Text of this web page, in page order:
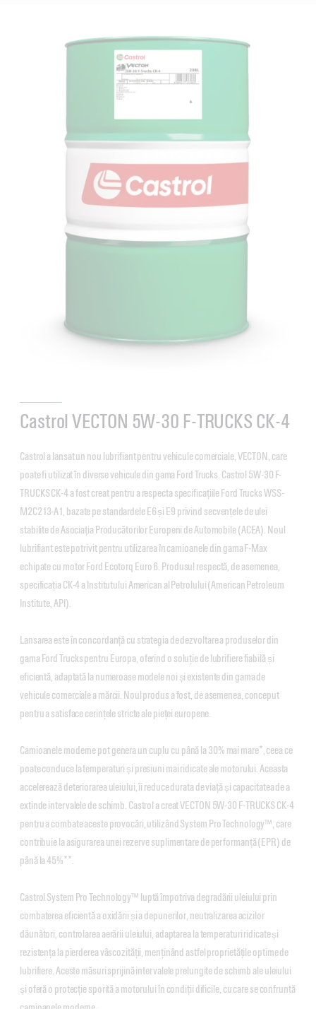
Castrol VECTON 5W-30 F-TRUCKS CK-4
Castrol a lansat un nou lubrifiant pentru vehicule comerciale, VECTON, care
poate fi utilizat în diverse vehicule din gama Ford Trucks. Castrol 5W-30 F-
TRUCKS CK-4 a fost creat pentru a respecta specificațiile Ford Trucks WSS-
M2C213-A1, bazate pe standardele E6 și E9 privind secvențele de ulei
stabilite de Asociația Producătorilor Europeni de Automobile (ACEA). Noul
lubrifiant este potrivit pentru utilizarea în camioanele din gama F-Max
echipate cu motor Ford Ecotorq Euro 6. Produsul respectă, de asemenea,
specificația CK-4 a Institutului American al Petrolului (American Petroleum
Institute, API).
Lansarea este în concordanță cu strategia de dezvoltare a produselor din
gama Ford Trucks pentru Europa, oferind o soluție de lubrifiere fiabilă și
eficientă, adaptată la numeroase modele noi și existente din gama de
vehicule comerciale a mărcii. Noul produs a fost, de asemenea, conceput
pentru a satisface cerințele stricte ale pieței europene.
Camioanele moderne pot genera un cuplu cu până la 30% mai mare*, ceea ce
poate conduce la temperaturi și presiuni mai ridicate ale motorului. Aceasta
accelerează deteriorarea uleiului, îi reduce durata de viață și capacitatea de a
extinde intervalele de schimb. Castrol a creat VECTON 5W-30 F-TRUCKS CK-4
pentru a combate aceste provocări, utilizând System Pro Technology™, care
contribuie la asigurarea unei rezerve suplimentare de performanță (EPR) de
până la 45%**.
Castrol System Pro Technology™ luptă împotriva degradării uleiului prin
combaterea eficientă a oxidării și a depunerilor, neutralizarea acizilor
dăunători, controlarea aerării uleiului, adaptarea la temperaturi ridicate și
rezistența la pierderea vâscozității, menținând astfel proprietățile optime de
lubrifiere. Aceste măsuri sprijină intervalele prelungite de schimb ale uleiului
și oferă o protecție sporită a motorului în condiții dificile, cu care se confruntă